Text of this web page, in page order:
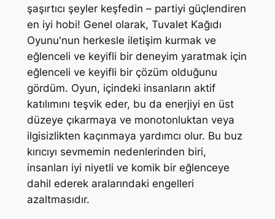
şaşırtıcı şeyler keşfedin – partiyi güçlendiren
en iyi hobi! Genel olarak, Tuvalet Kağıdı
Oyunu'nun herkesle iletişim kurmak ve
eğlenceli ve keyifli bir deneyim yaratmak için
eğlenceli ve keyifli bir çözüm olduğunu
gördüm. Oyun, içindeki insanların aktif
katılımını teşvik eder, bu da enerjiyi en üst
düzeye çıkarmaya ve monotonluktan veya
ilgisizlikten kaçınmaya yardımcı olur. Bu buz
kırıcıyı sevmemin nedenlerinden biri,
insanları iyi niyetli ve komik bir eğlenceye
dahil ederek aralarındaki engelleri
azaltmasıdır.